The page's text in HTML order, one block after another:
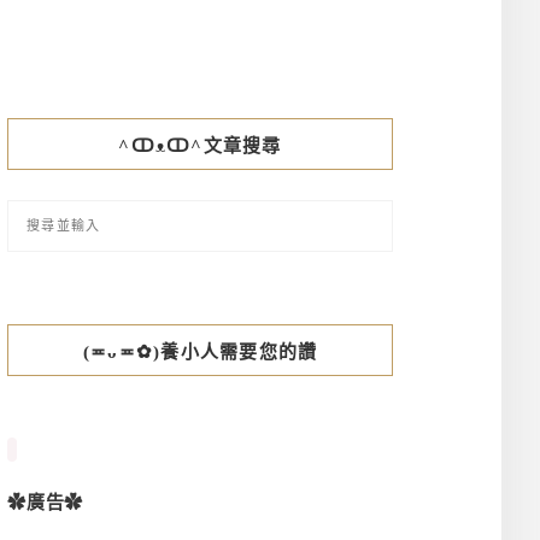
^ↀᴥↀ^文章搜尋
(≖ᴗ≖✿)養小人需要您的讚
✿廣告✿